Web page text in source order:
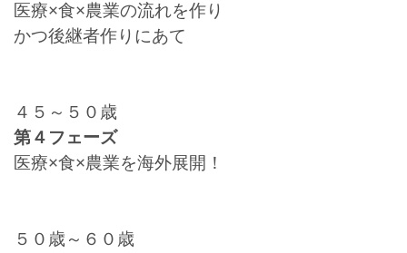
医療×食×農業の流れを作り
かつ後継者作りにあて
４５～５０歳
第４フェーズ
医療×食×農業を海外展開！
５０歳～６０歳